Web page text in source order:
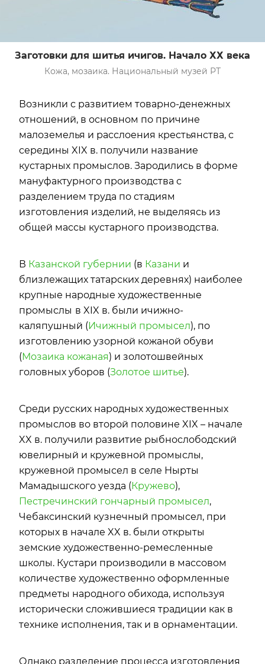
Заготовки для шитья ичигов. Начало ХХ века
Кожа, мозаика. Национальный музей РТ
Возникли с развитием товарно-денежных
отношений, в основном по причине
малоземелья и расслоения крестьянства, с
середины XIX в. получили название
кустарных промыслов. Зародились в форме
мануфактурного производства с
разделением труда по стадиям
изготовления изделий, не выделяясь из
общей массы кустарного производства.
В Казанской губернии (в Казани и
близлежащих татарских деревнях) наиболее
крупные народные художественные
промыслы в XIX в. были ичижно-
каляпушный (Ичижный промысел), по
изготовлению узорной кожаной обуви
(Мозаика кожаная) и золотошвейных
головных уборов (Золотое шитье).
Среди русских народных художественных
промыслов во второй половине XIX – начале
XX в. получили развитие рыбнослободский
ювелирный и кружевной промыслы,
кружевной промысел в селе Нырты
Мамадышского уезда (Кружево),
Пестречинский гончарный промысел,
Чебаксинский кузнечный промысел, при
которых в начале XX в. были открыты
земские художественно-ремесленные
школы. Кустари производили в массовом
количестве художественно оформленные
предметы народного обихода, используя
исторически сложившиеся традиции как в
технике исполнения, так и в орнаментации.
Однако разделение процесса изготовления